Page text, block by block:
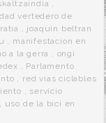
,
vertedero de
, joaquin beltran
, manifestacion en
a la gerra , ongi
, Parlamento
, red vias ciclables
, servicio
, uso de la bici en